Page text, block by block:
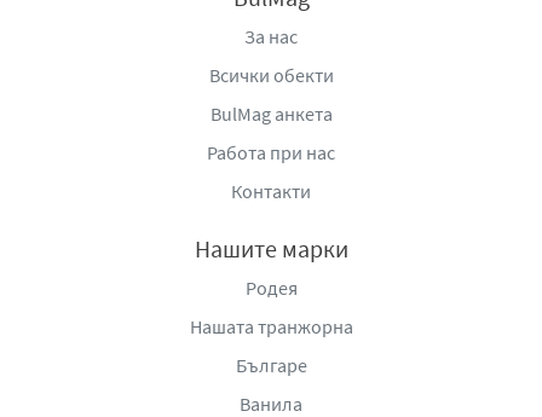
За нас
Всички обекти
BulMag анкета
Работа при нас
Контакти
Нашите марки
Родея
Нашата транжорна
Българе
Ванила